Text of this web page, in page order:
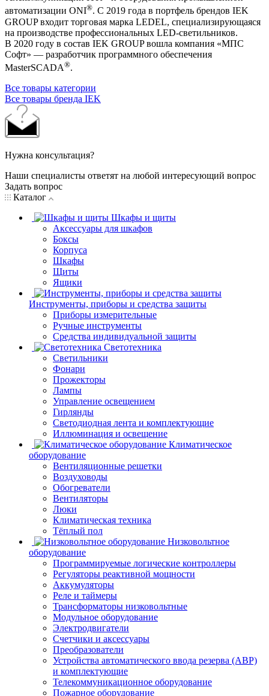
автоматизации ONI®. С 2019 года в портфель брендов IEK
GROUP входит торговая марка LEDEL, специализирующаяся
на производстве профессиональных LED-светильников.
В 2020 году в состав IEK GROUP вошла компания «МПС
Софт» — разработчик программного обеспечения
MasterSCADA®.
Все товары категории
Все товары бренда IEK
Нужна консультация?
Наши специалисты ответят на любой интересующий вопрос
Задать вопрос
Каталог
Шкафы и щиты
Аксессуары для шкафов
Боксы
Корпуса
Шкафы
Щиты
Ящики
Инструменты, приборы и средства защиты
Приборы измерительные
Ручные инструменты
Средства индивидуальной защиты
Светотехника
Светильники
Фонари
Прожекторы
Лампы
Управление освещением
Гирлянды
Светодиодная лента и комплектующие
Иллюминация и освещение
Климатическое
оборудование
Вентиляционные решетки
Воздуховоды
Обогреватели
Вентиляторы
Люки
Климатическая техника
Тёплый пол
Низковольтное
оборудование
Программируемые логические контроллеры
Регуляторы реактивной мощности
Аккумуляторы
Реле и таймеры
Трансформаторы низковольтные
Модульное оборудование
Электродвигатели
Счетчики и аксессуары
Преобразователи
Устройства автоматического ввода резерва (АВР)
и комплектующие
Телекоммуникационное оборудование
Пожарное оборудование